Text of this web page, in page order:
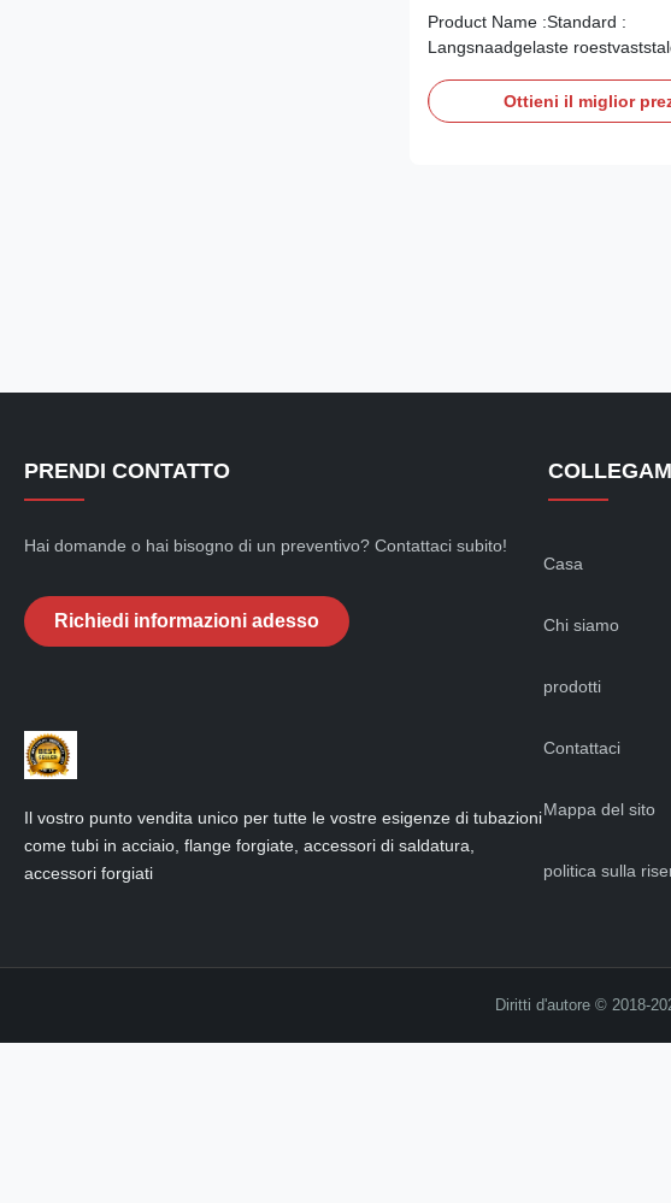
EN 10224 Tubi Tondi
Product Name :Standard :
Langsnaadgelaste
Keuringsrapport volgens EN
Longitudinally welded stainless
Ottieni il miglior
PRENDI CONTATTO
Hai domande o hai bisogno di un preventivo? Contattaci subito!
Richiedi informazioni adesso
Il vostro punto vendita unico per tutte le vostre esigenze di tubazioni
come tubi in acciaio, flange forgiate, accessori di saldatura,
accessori forgiati
Casa
Chi siamo
prodotti
Contattaci
Mappa del sito
politica sulla
Diritti d'autore © 2018-